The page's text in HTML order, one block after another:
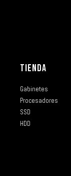
TIENDA
Gabinetes
Procesadores
SSD
HDD